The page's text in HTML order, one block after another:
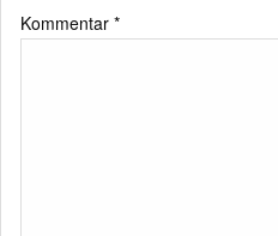
Kommentar *